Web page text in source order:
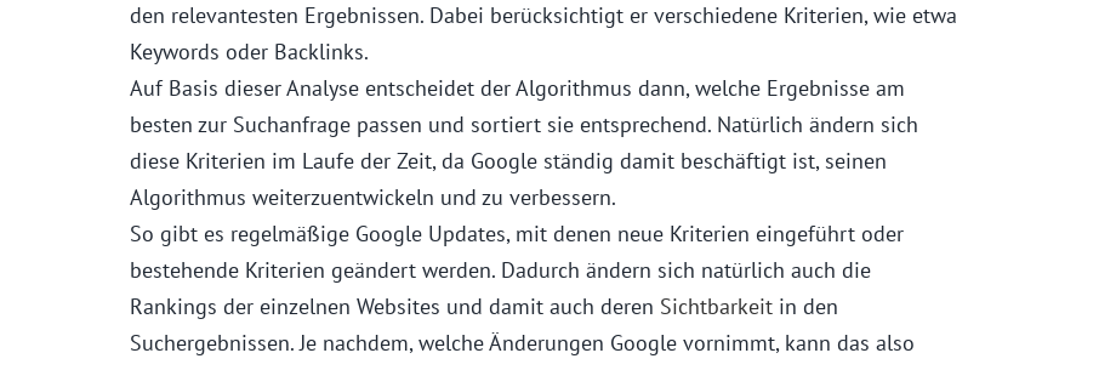
den relevantesten Ergebnissen. Dabei berücksichtigt er verschiedene Kriterien, wie etwa
Keywords oder Backlinks.
Auf Basis dieser Analyse entscheidet der Algorithmus dann, welche Ergebnisse am
besten zur Suchanfrage passen und sortiert sie entsprechend. Natürlich ändern sich
diese Kriterien im Laufe der Zeit, da Google ständig damit beschäftigt ist, seinen
Algorithmus weiterzuentwickeln und zu verbessern.
So gibt es regelmäßige Google Updates, mit denen neue Kriterien eingeführt oder
bestehende Kriterien geändert werden. Dadurch ändern sich natürlich auch die
Rankings der einzelnen Websites und damit auch deren Sichtbarkeit in den
Suchergebnissen. Je nachdem, welche Änderungen Google vornimmt, kann das also